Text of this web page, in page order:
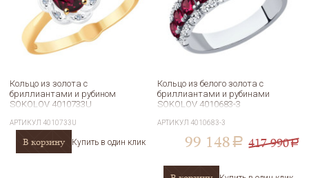
Кольцо из золота с
бриллиантами и рубином
SOKOLOV 4010733U
АРТИКУЛ 4010733U
В корзину Купить в один клик
Кольцо из белого золота с
бриллиантами и рубинами
SOKOLOV 4010683-3
АРТИКУЛ 4010683-3
99 148 a 417 990a